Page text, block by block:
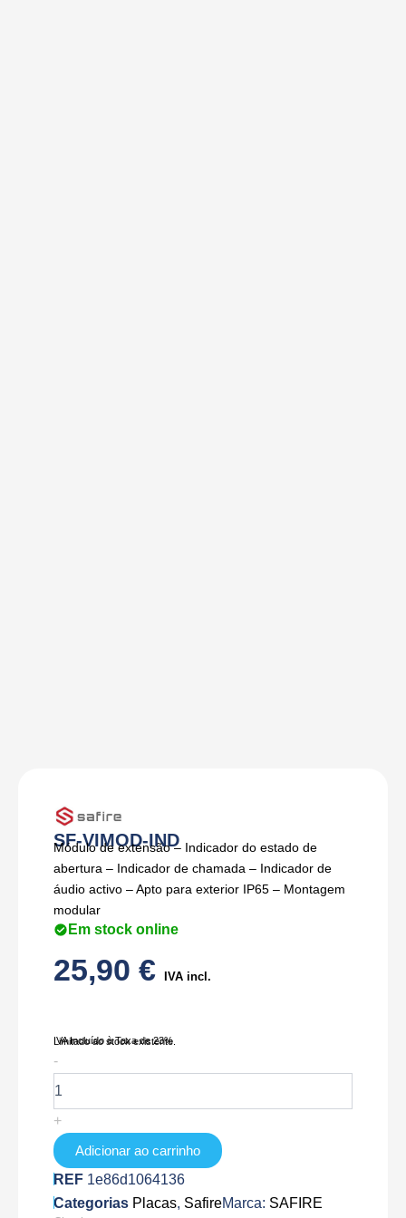
SF-VIMOD-IND
Módulo de extensão – Indicador do estado de
abertura – Indicador de chamada – Indicador de
áudio activo – Apto para exterior IP65 – Montagem
modular
Em stock online
25,90 € IVA incl.
IVA Incluído à Taxa de 23%
Limitado ao stock existente.
-Quantidade
de
SF-
VIMOD-
IND
+
Adicionar ao carrinho
REF 1e86d1064136
Categorias Placas, SafireMarca: SAFIRE